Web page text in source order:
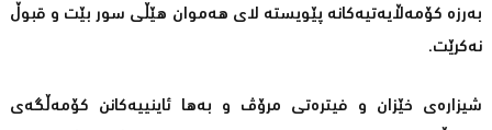
بەرزە کۆمەڵایەتیەکانە پێویسته‌ لای ھەموان ھێڵی سور بێت و قبوڵ
نه‌كرێت.
شیزاره‌ی‌ خێزان‌ و فیتره‌تی‌ مرۆڤ و به‌ها ئاینییه‌كانن كۆمه‌ڵگه‌ی‌